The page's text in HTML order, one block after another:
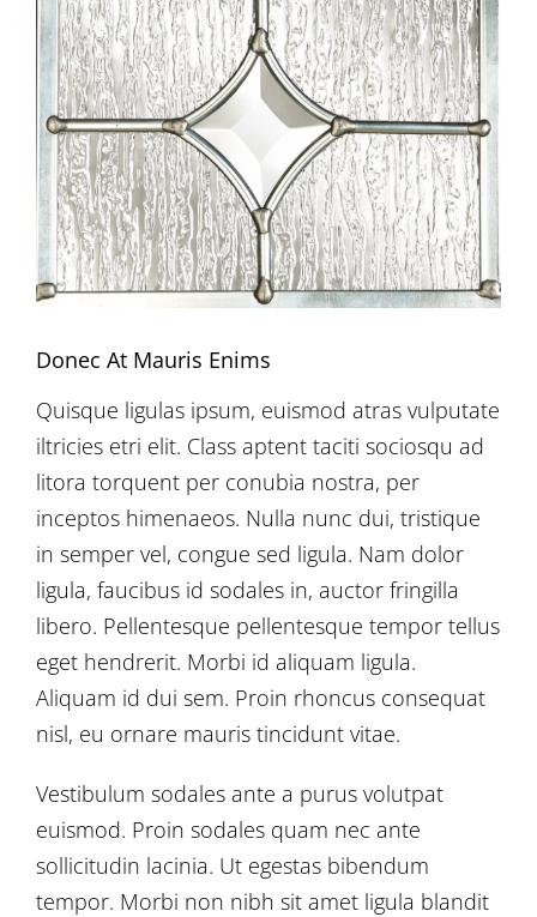
Larger
Image
Donec At Mauris Enims
Quisque ligulas ipsum, euismod atras vulputate
iltricies etri elit. Class aptent taciti sociosqu ad
litora torquent per conubia nostra, per
inceptos himenaeos. Nulla nunc dui, tristique
in semper vel, congue sed ligula. Nam dolor
ligula, faucibus id sodales in, auctor fringilla
libero. Pellentesque pellentesque tempor tellus
eget hendrerit. Morbi id aliquam ligula.
Aliquam id dui sem. Proin rhoncus consequat
nisl, eu ornare mauris tincidunt vitae.
Vestibulum sodales ante a purus volutpat
euismod. Proin sodales quam nec ante
sollicitudin lacinia. Ut egestas bibendum
tempor. Morbi non nibh sit amet ligula blandit